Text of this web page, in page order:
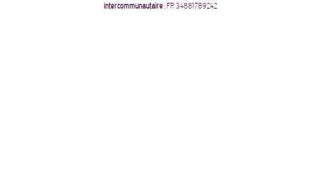
intercommunautaire: FR 34881789242